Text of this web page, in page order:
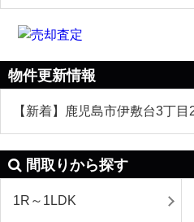
物件更新情報
【新着】鹿児島市伊敷台3丁
間取りから探す
1R～1LDK